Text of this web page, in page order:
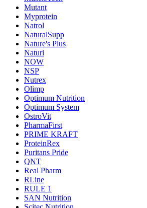
Mutant
Myprotein
Natrol
NaturalSupp
Nature's Plus
Naturi
NOW
NSP
Nutrex
Olimp
Optimum Nutrition
Optimum System
OstroVit
PharmaFirst
PRIME KRAFT
ProteinRex
Puritans Pride
QNT
Real Pharm
RLine
RULE 1
SAN Nutrition